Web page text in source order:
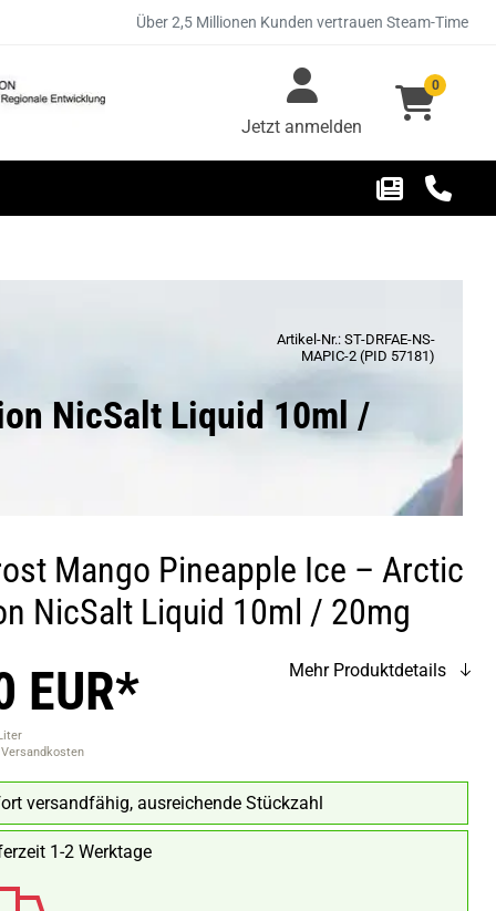
Über 2,5 Millionen Kunden vertrauen Steam-Time
Jetzt anmelden
0
Artikel-Nr.: ST-DRFAE-NS-
MAPIC-2 (PID 57181)
NicSalt Liquid 10ml /
Mango Pineapple Ice – Arctic
NicSalt Liquid 10ml / 20mg
EUR* Mehr Produktdetails
versandfähig, ausreichende Stückzahl
1-2 Werktage